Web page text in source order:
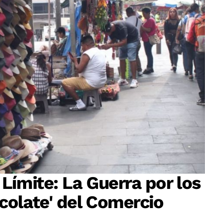
La Guerra por los
del Comercio